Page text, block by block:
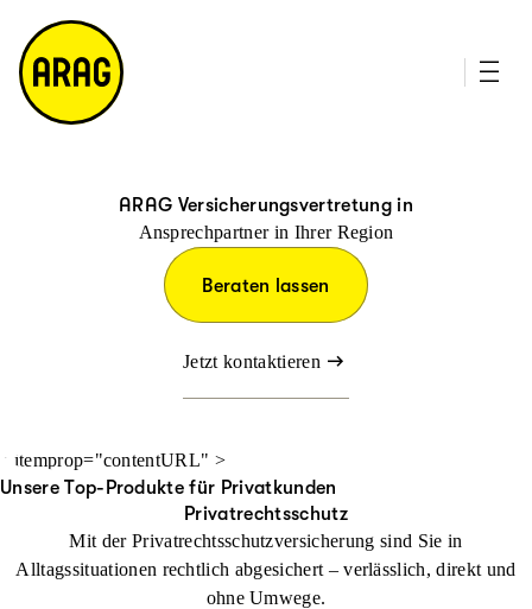
m
a
p
ARAG Versicherungsvertretung in
Ansprechpartner in Ihrer Region
Beraten lassen
Jetzt kontaktieren
" itemprop="contentURL" >
Unsere Top-Produkte für Privatkunden
Privatrechtsschutz
Mit der Privatrechtsschutzversicherung sind Sie in
Alltagssituationen rechtlich abgesichert – verlässlich, direkt und
ohne Umwege.